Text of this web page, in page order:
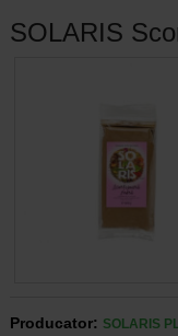
SOLARIS
Producator: SOLARIS